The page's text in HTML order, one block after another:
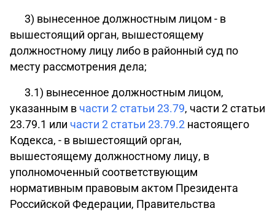
3) вынесенное должностным лицом - в
вышестоящий орган, вышестоящему
должностному лицу либо в районный суд по
месту рассмотрения дела;
3.1) вынесенное должностным лицом,
указанным в части 2 статьи 23.79, части 2 статьи
23.79.1 или части 2 статьи 23.79.2 настоящего
Кодекса, - в вышестоящий орган,
вышестоящему должностному лицу, в
уполномоченный соответствующим
нормативным правовым актом Президента
Российской Федерации, Правительства